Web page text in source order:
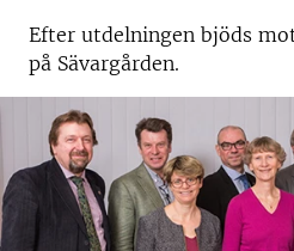
Efter utdelningen bjöds
på Sävargården.